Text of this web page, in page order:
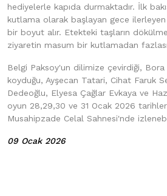
hediyelerle kapıda durmaktadır. İlk
kutlama olarak başlayan gece
bir boyut alır. Etekteki taşların
ziyaretin masum bir kutlamadan
Belgi Paksoy'un dilimize çevirdiği, Bora
koyduğu, Ayşecan Tatari, Cihat Faruk
Dedeoğlu, Elyesa Çağlar Evkaya ve
oyun 28,29,30 ve 31 Ocak 2026
Musahipzade Celal Sahnesi'nde
09 Ocak 2026